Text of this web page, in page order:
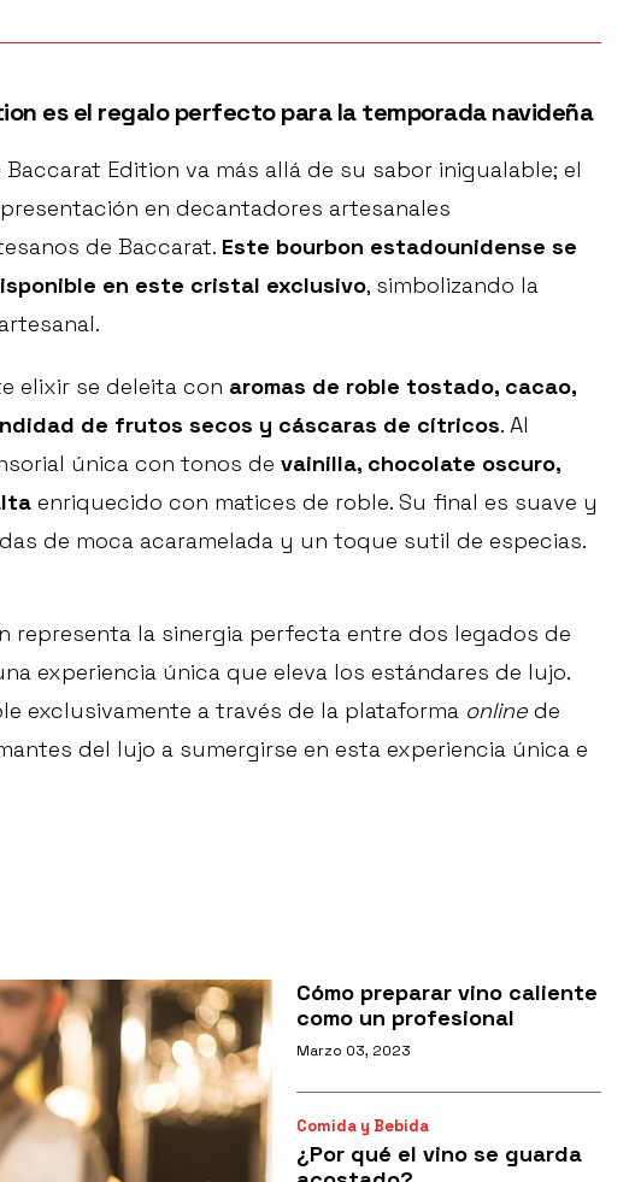
es el regalo perfecto para la temporada navideña
Edition va más allá de su sabor inigualable; el
en decantadores artesanales
de Baccarat. Este bourbon estadounidense se
en este cristal exclusivo, simbolizando la
elixir se deleita con aromas de roble tostado, cacao,
de frutos secos y cáscaras de cítricos. Al
única con tonos de vainilla, chocolate oscuro,
enriquecido con matices de roble. Su final es suave y
de moca acaramelada y un toque sutil de especias.
representa la sinergia perfecta entre dos legados de
experiencia única que eleva los estándares de lujo.
exclusivamente a través de la plataforma online de
del lujo a sumergirse en esta experiencia única e
Cómo preparar vino caliente
como un profesional
Marzo 03, 2023
Comida y Bebida
¿Por qué el vino se guarda